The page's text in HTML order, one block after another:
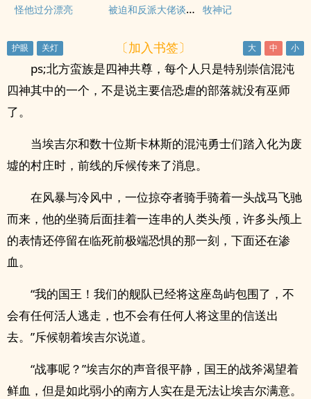
怪他过分漂亮
被迫和反派大佬谈恋爱 牧神记
〔加入书签〕
ps;北方蛮族是四神共尊，每个人只是特别崇信混沌
四神其中的一个，不是说主要信恐虐的部落就没有巫师
了。
当埃吉尔和数十位斯卡林斯的混沌勇士们踏入化为废
墟的村庄时，前线的斥候传来了消息。
在风暴与冷风中，一位掠夺者骑手骑着一头战马飞驰
而来，他的坐骑后面挂着一连串的人类头颅，许多头颅上
的表情还停留在临死前极端恐惧的那一刻，下面还在渗
血。
“我的国王！我们的舰队已经将这座岛屿包围了，不
会有任何活人逃走，也不会有任何人将这里的信送出
去。”斥候朝着埃吉尔说道。
“战事呢？”埃吉尔的声音很平静，国王的战斧渴望着
鲜血，但是如此弱小的南方人实在是无法让埃吉尔满意。